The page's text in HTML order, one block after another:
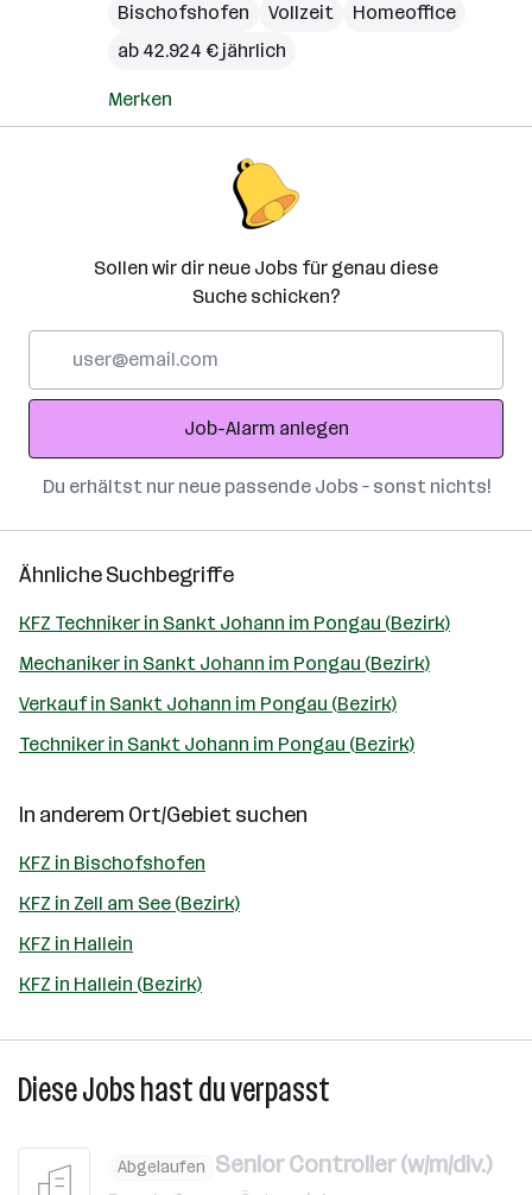
Bischofshofen
Vollzeit
Homeoffice
ab 42.924 € jährlich
Merken
Sollen wir dir neue Jobs für genau diese
Suche schicken?
Adresse
Job-Alarm anlegen
Du erhältst nur neue passende Jobs – sonst nichts!
Ähnliche Suchbegriffe
KFZ Techniker in Sankt Johann im Pongau (Bezirk)
Mechaniker in Sankt Johann im Pongau (Bezirk)
Verkauf in Sankt Johann im Pongau (Bezirk)
Techniker in Sankt Johann im Pongau (Bezirk)
In anderem Ort/Gebiet suchen
KFZ in Bischofshofen
KFZ in Zell am See (Bezirk)
KFZ in Hallein
KFZ in Hallein (Bezirk)
Diese Jobs hast du verpasst
Abgelaufen Senior Controller (w/m/div.)